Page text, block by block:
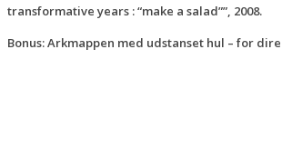
transformative years : “make a salad””, 2008.
Bonus: Arkmappen med udstanset hul – for